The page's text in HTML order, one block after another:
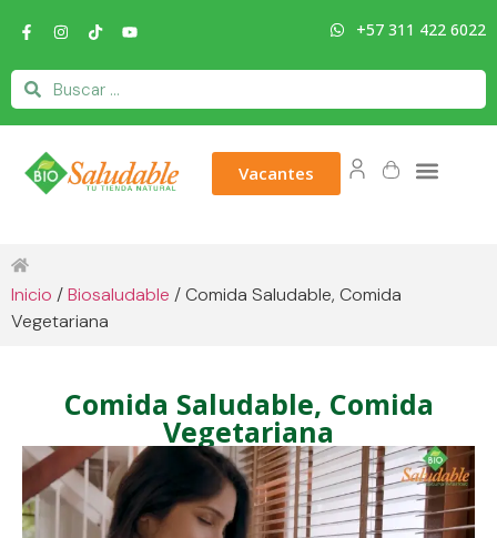
+57 311 422 6022
Vacantes
Inicio /Biosaludable / Comida Saludable, Comida
Vegetariana
Comida Saludable, Comida
Vegetariana